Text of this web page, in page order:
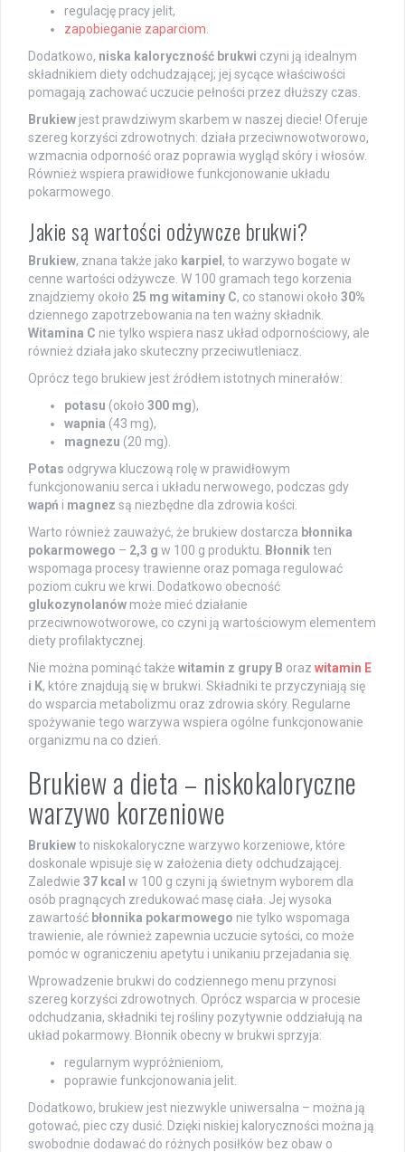
regulację pracy jelit,
zapobieganie zaparciom
Dodatkowo, niska kaloryczność brukwi czyni ją idealnym
składnikiem diety odchudzającej; jej sycące właściwości
pomagają zachować uczucie pełności przez dłuższy czas.
Brukiew jest prawdziwym skarbem w naszej diecie! Oferuje
szereg korzyści zdrowotnych: działa przeciwnowotworowo,
wzmacnia odporność oraz poprawia wygląd skóry i włosów.
Również wspiera prawidłowe funkcjonowanie układu
pokarmowego.
Jakie są wartości odżywcze brukwi?
Brukiew, znana także jako karpiel , to warzywo bogate w
cenne wartości odżywcze. W 100 gramach tego korzenia
znajdziemy około 25 mg witaminy C, co stanowi około 30%
dziennego zapotrzebowania na ten ważny składnik.
Witamina C nie tylko wspiera nasz układ odpornościowy, ale
również działa jako skuteczny przeciwutleniacz.
Oprócz tego brukiew jest źródłem istotnych minerałów:
potasu (około 300 mg),
wapnia (43 mg),
magnezu (20 mg).
Potas odgrywa kluczową rolę w prawidłowym
funkcjonowaniu serca i układu nerwowego, podczas gdy
wapń i magnez są niezbędne dla zdrowia kości.
Warto również zauważyć, że brukiew dostarcza błonnika
pokarmowego – 2,3 g w 100 g produktu. Błonnikten
wspomaga procesy trawienne oraz pomaga regulować
poziom cukru we krwi. Dodatkowo obecność
glukozynolanów może mieć działanie
przeciwnowotworowe, co czyni ją wartościowym elementem
diety profilaktycznej.
Nie można pominąć także witamin z grupy B oraz witamin E
i K, które znajdują się w brukwi. Składniki te przyczyniają się
do wsparcia metabolizmu oraz zdrowia skóry. Regularne
spożywanie tego warzywa wspiera ogólne funkcjonowanie
organizmu na co dzień.
Brukiew a dieta – niskokaloryczne
warzywo korzeniowe
Brukiewto niskokaloryczne warzywo korzeniowe, które
doskonale wpisuje się w założenia diety odchudzającej.
Zaledwie 37 kcal w 100 g czyni ją świetnym wyborem dla
osób pragnących zredukować masę ciała. Jej wysoka
zawartość błonnika pokarmowego nie tylko wspomaga
trawienie, ale również zapewnia uczucie sytości, co może
pomóc w ograniczeniu apetytu i unikaniu przejadania się.
Wprowadzenie brukwi do codziennego menu przynosi
szereg korzyści zdrowotnych. Oprócz wsparcia w procesie
odchudzania, składniki tej rośliny pozytywnie oddziałują na
układ pokarmowy. Błonnik obecny w brukwi sprzyja:
regularnym wypróżnieniom,
poprawie funkcjonowania jelit.
Dodatkowo, brukiew jest niezwykle uniwersalna – można ją
gotować, piec czy dusić. Dzięki niskiej kaloryczności można ją
swobodnie dodawać do różnych posiłków bez obaw o